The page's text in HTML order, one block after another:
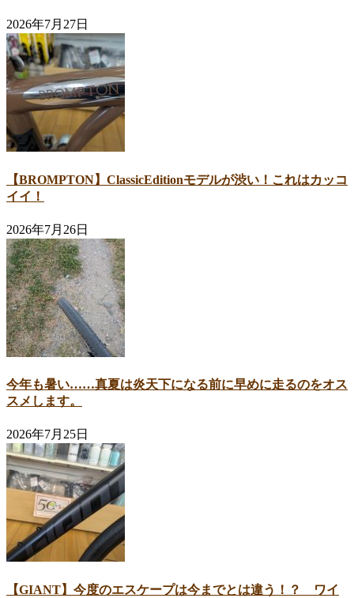
2026年7月27日
【BROMPTON】ClassicEditionモデルが渋い！これはカッコ
イイ！
2026年7月26日
今年も暑い……真夏は炎天下になる前に早めに走るのをオス
スメします。
2026年7月25日
【GIANT】今度のエスケープは今までとは違う！？ ワイ